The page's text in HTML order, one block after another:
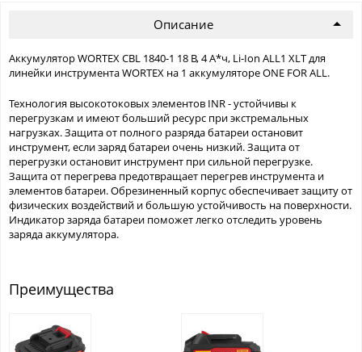
Описание
Аккумулятор WORTEX CBL 1840-1 18 В, 4 А*ч, Li-Ion ALL1 XLT для
линейки инструмента WORTEX на 1 аккумуляторе ONE FOR ALL.
Технология высокотоковых элементов INR - устойчивы к
перегрузкам и имеют больший ресурс при экстремальных
нагрузках. Защита от полного разряда батареи остановит
инструмент, если заряд батареи очень низкий. Защита от
перегрузки остановит инструмент при сильной перегрузке.
Защита от перегрева предотвращает перегрев инструмента и
элементов батареи. Обрезиненный корпус обеспечивает защиту от
физических воздействий и большую устойчивость на поверхности.
Индикатор заряда батареи поможет легко отследить уровень
заряда аккумулятора.
Преимущества